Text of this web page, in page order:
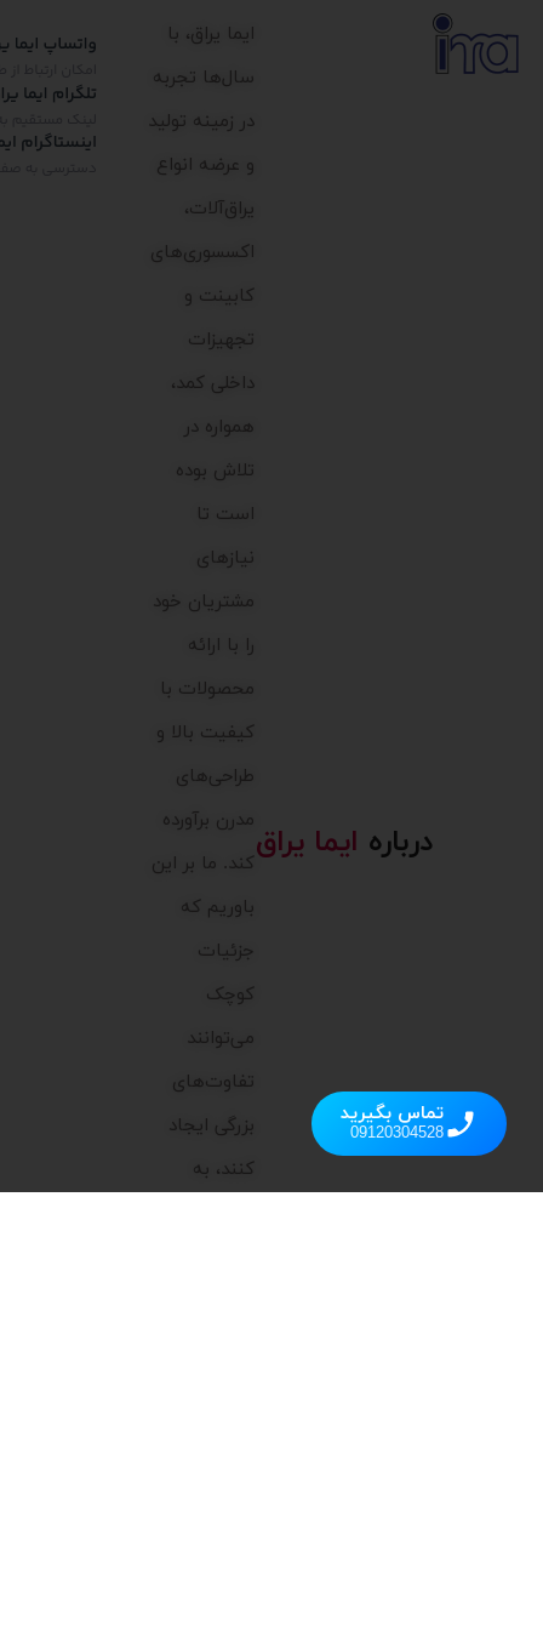
درباره ایما یراق
ایما یراق، با
سال‌ها تجربه
در زمینه تولید
و عرضه انواع
یراق‌آلات،
اکسسوری‌های
کابینت و
تجهیزات
داخلی کمد،
همواره در
تلاش بوده
است تا
نیازهای
مشتریان خود
را با ارائه
محصولات با
کیفیت بالا و
طراحی‌های
مدرن برآورده
کند. ما بر این
باوریم که
جزئیات
کوچک
می‌توانند
تفاوت‌های
بزرگی ایجاد
کنند، به
تماس بگیرید
09120304528